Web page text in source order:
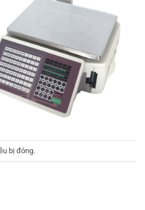
bị đóng.